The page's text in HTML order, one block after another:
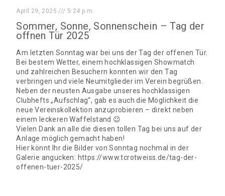
April 29, 2025 5:24 p.m.
Sommer, Sonne, Sonnenschein – Tag der
offnen Tür 2025
Am letzten Sonntag war bei uns der Tag der offenen Tür.
Bei bestem Wetter, einem hochklassigen Showmatch
und zahlreichen Besuchern konnten wir den Tag
verbringen und viele Neumitglieder im Verein begrüßen.
Neben der neusten Ausgabe unseres hochklassigen
Clubhefts „Aufschlag“, gab es auch die Möglichkeit die
neue Vereinskollektion anzuprobieren – direkt neben
einem leckeren Waffelstand 😉
Vielen Dank an alle die diesen tollen Tag bei uns auf der
Anlage möglich gemacht haben!
Hier könnt Ihr die Bilder von Sonntag nochmal in der
Galerie angucken: https://www.tcrotweiss.de/tag-der-
offenen-tuer-2025/